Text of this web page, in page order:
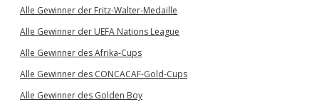
Alle Gewinner der Fritz-Walter-Medaille
Alle Gewinner der UEFA Nations League
Alle Gewinner des Afrika-Cups
Alle Gewinner des CONCACAF-Gold-Cups
Alle Gewinner des Golden Boy